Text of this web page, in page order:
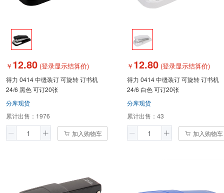
￥ 12.80 (登录显示结算价)
得力 0414 中缝装订 可旋转 订书机
24/6 黑色 可订20张
分库现货
累计出售： 1976
加入购物车
￥ 12.80 (登录显示结算价)
得力 0414 中缝装订 可旋转 订书机
24/6 白色 可订20张
分库现货
累计出售： 43
加入购物车